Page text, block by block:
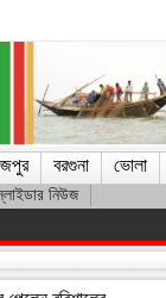
বরগুনা ভোলা
নিউজ